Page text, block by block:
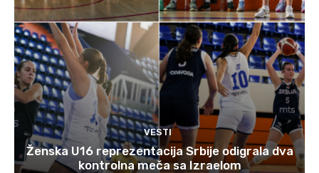
VESTI
Ženska U16 reprezentacija Srbije odigrala dva
kontrolna meča sa Izraelom